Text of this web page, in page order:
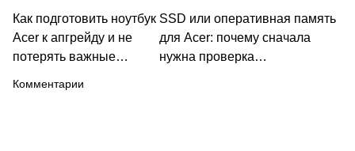
О ноутбуках и
компьютерах
Как подготовить ноутбук
Acer к апгрейду и не
потерять важные
О ноутбуках и компьютерах
SSD или оперативная память
для Acer: почему сначала
нужна проверка
Комментарии